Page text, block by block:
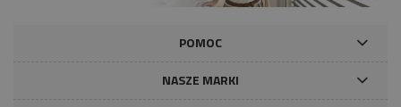
POMOC
NASZE MARKI